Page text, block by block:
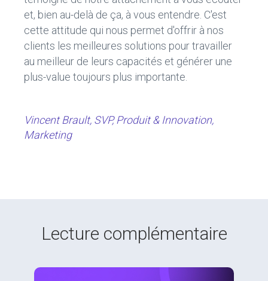
et, bien au-delà de ça, à vous entendre. C'est
cette attitude qui nous permet d'offrir à nos
clients les meilleures solutions pour travailler
au meilleur de leurs capacités et générer une
plus-value toujours plus importante.
Vincent Brault, SVP, Produit & Innovation,
Marketing
Lecture complémentaire